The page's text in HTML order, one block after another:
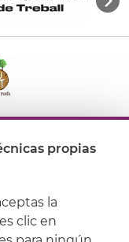
propias
la
clic en